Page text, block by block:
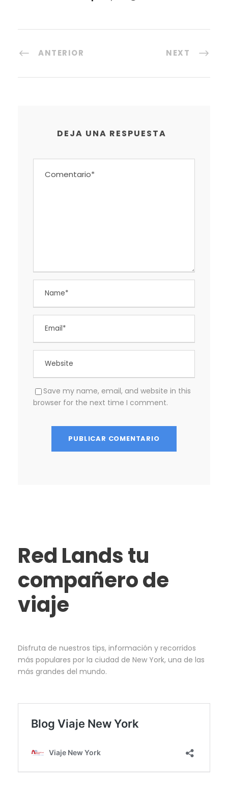
ANTERIOR NEXT
DEJA UNA RESPUESTA
Save my name, email, and website in this
browser for the next time I comment.
Red Lands tu
compañero de
viaje
Disfruta de nuestros tips, información y recorridos
más populares por la ciudad de New York, una de las
más grandes del mundo.